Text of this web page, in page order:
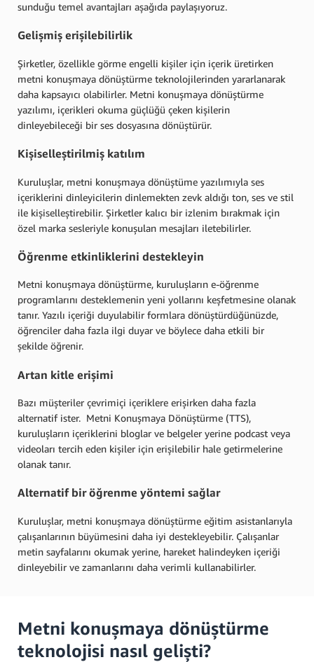
sunduğu temel avantajları aşağıda paylaşıyoruz.
Gelişmiş erişilebilirlik
Şirketler, özellikle görme engelli kişiler için içerik üretirken
metni konuşmaya dönüştürme teknolojilerinden yararlanarak
daha kapsayıcı olabilirler. Metni konuşmaya dönüştürme
yazılımı, içerikleri okuma güçlüğü çeken kişilerin
dinleyebileceği bir ses dosyasına dönüştürür.
Kişiselleştirilmiş katılım
Kuruluşlar, metni konuşmaya dönüştüme yazılımıyla ses
içeriklerini dinleyicilerin dinlemekten zevk aldığı ton, ses ve stil
ile kişiselleştirebilir. Şirketler kalıcı bir izlenim bırakmak için
özel marka sesleriyle konuşulan mesajları iletebilirler.
Öğrenme etkinliklerini destekleyin
Metni konuşmaya dönüştürme, kuruluşların e-öğrenme
programlarını desteklemenin yeni yollarını keşfetmesine olanak
tanır. Yazılı içeriği duyulabilir formlara dönüştürdüğünüzde,
öğrenciler daha fazla ilgi duyar ve böylece daha etkili bir
şekilde öğrenir.
Artan kitle erişimi
Bazı müşteriler çevrimiçi içeriklere erişirken daha fazla
alternatif ister. Metni Konuşmaya Dönüştürme (TTS),
kuruluşların içeriklerini bloglar ve belgeler yerine podcast veya
videoları tercih eden kişiler için erişilebilir hale getirmelerine
olanak tanır.
Alternatif bir öğrenme yöntemi sağlar
Kuruluşlar, metni konuşmaya dönüştürme eğitim asistanlarıyla
çalışanlarının büyümesini daha iyi destekleyebilir. Çalışanlar
metin sayfalarını okumak yerine, hareket halindeyken içeriği
dinleyebilir ve zamanlarını daha verimli kullanabilirler.
Metni konuşmaya dönüştürme
teknolojisi nasıl gelişti?